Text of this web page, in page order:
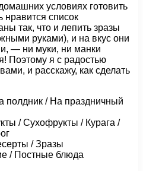
условиях готовить
нравится список
так, что и лепить зразы
руками), и на вкус они
— ни муки, ни манки
Поэтому я с радостью
и расскажу, как сделать
полдник / На праздничный
/ Сухофрукты / Курага /
/ Зразы
/ Постные блюда